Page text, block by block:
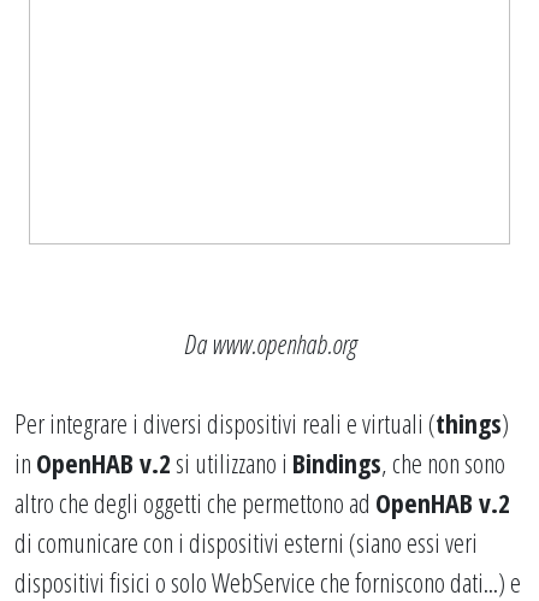
Da www.openhab.org
Per integrare i diversi dispositivi reali e virtuali (things)
in OpenHAB v.2 si utilizzano i Bindings, che non sono
altro che degli oggetti che permettono ad OpenHAB v.2
di comunicare con i dispositivi esterni (siano essi veri
dispositivi fisici o solo WebService che forniscono dati...) e